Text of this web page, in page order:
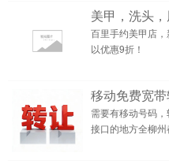
美甲，洗头
百里手约美甲店
以优惠9折！
移动免费宽
需要有移动号码
接口的地方全柳